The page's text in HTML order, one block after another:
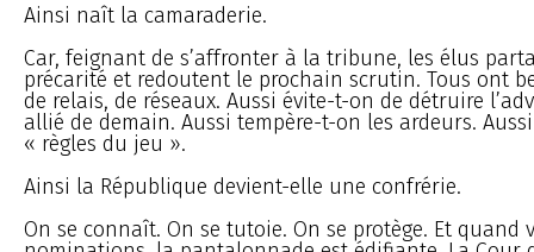
Ainsi naît la camaraderie.
Car, feignant de s’affronter à la tribune, les élus
précarité et redoutent le prochain scrutin. Tous ont
de relais, de réseaux. Aussi évite-t-on de détruire
allié de demain. Aussi tempère-t-on les ardeurs.
« règles du jeu ».
Ainsi la République devient-elle une confrérie.
On se connaît. On se tutoie. On se protège. Et quand